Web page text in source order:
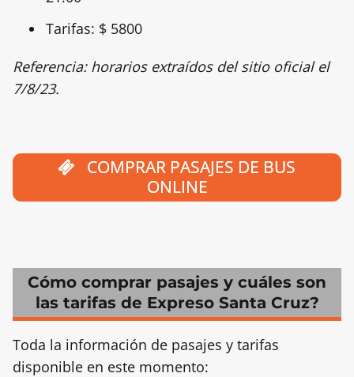
Tarifas: $ 5800
Referencia: horarios extraídos del sitio oficial el
7/8/23.
COMPRAR PASAJES DE BUS
ONLINE
Cómo comprar pasajes y cuáles son
las tarifas de Expreso Santa Cruz?
Toda la información de pasajes y tarifas
disponible en este momento: